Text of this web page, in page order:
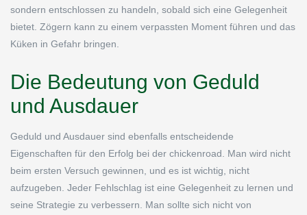
sondern entschlossen zu handeln, sobald sich eine Gelegenheit
bietet. Zögern kann zu einem verpassten Moment führen und das
Küken in Gefahr bringen.
Die Bedeutung von Geduld
und Ausdauer
Geduld und Ausdauer sind ebenfalls entscheidende
Eigenschaften für den Erfolg bei der chickenroad. Man wird nicht
beim ersten Versuch gewinnen, und es ist wichtig, nicht
aufzugeben. Jeder Fehlschlag ist eine Gelegenheit zu lernen und
seine Strategie zu verbessern. Man sollte sich nicht von